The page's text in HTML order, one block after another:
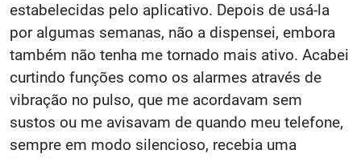
estabelecidas pelo aplicativo. Depois de usá-la
por algumas semanas, não a dispensei, embora
também não tenha me tornado mais ativo. Acabei
curtindo funções como os alarmes através de
vibração no pulso, que me acordavam sem
sustos ou me avisavam de quando meu telefone,
sempre em modo silencioso, recebia uma